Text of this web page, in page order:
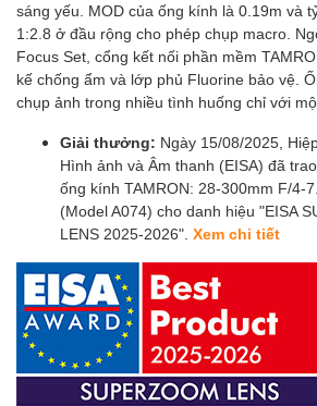
sáng yếu. MOD của ống kính là 0.19m và
1:2.8 ở đầu rộng cho phép chụp macro.
Focus Set, cổng kết nối phần mềm
kế chống ẩm và lớp phủ Fluorine bảo vệ.
chụp ảnh trong nhiều tình huống chỉ với
Giải thưởng: Ngày 15/08/2025,
Hình ảnh và Âm thanh (EISA) đã
ống kính TAMRON: 28-300mm F/4-
(Model A074) cho danh hiệu "EISA
LENS 2025-2026". Xem chi tiết